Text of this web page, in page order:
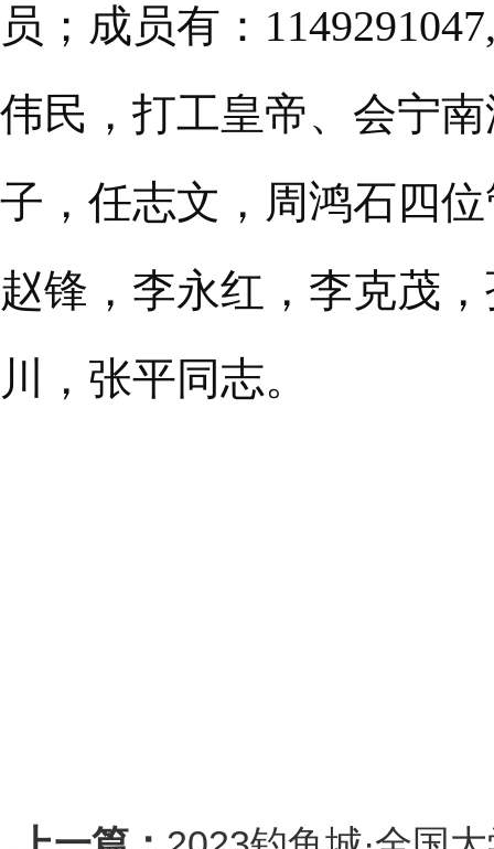
员；成员有：
伟民，打工皇帝、会宁
子，任志文，周鸿石四
赵锋，李永红，李克茂
川，张平同志。